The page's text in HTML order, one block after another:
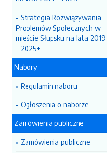
Strategia Rozwiązywania
Problemów Społecznych w
mieście Słupsku na lata 2019
- 2025+
Nabory
Regulamin naboru
Ogłoszenia o naborze
Zamówienia publiczne
Zamówienia publiczne